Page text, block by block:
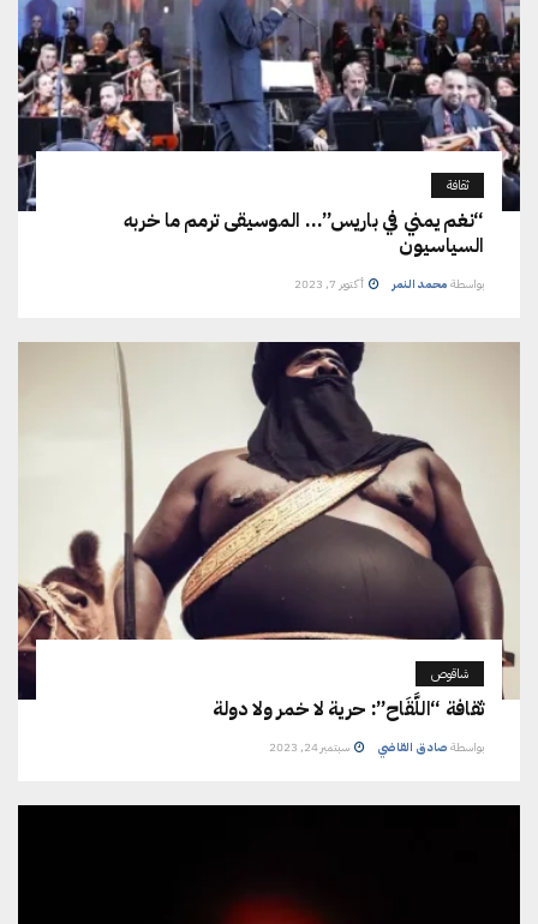
ثقافة
“نغم يمني في باريس”… الموسيقى ترمم ما خربه
السياسيون
بواسطة محمد النمر أكتوبر 7, 2023
شاقوص
ثقافة “اللَّقَاح”: حرية لا خمر ولا دولة
بواسطة صادق القاضي سبتمبر 24, 2023